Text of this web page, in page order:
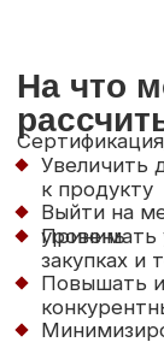
Политика